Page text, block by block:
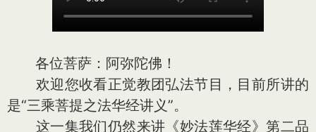
各位菩萨：阿弥陀佛！
欢迎您收看正觉教团弘法节目，目前所讲的
是“三乘菩提之法华经讲义”。
这一集我们仍然来讲《妙法莲华经》第二品